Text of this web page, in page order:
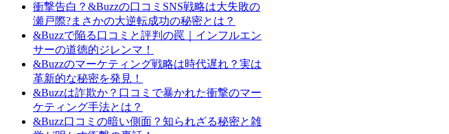
衝撃告白？&Buzzの口コミSNS戦略は大失敗の
瀬戸際?まさかの大逆転成功の秘密とは？
&Buzzで陥る口コミと評判の罠｜インフルエン
サーの道徳的ジレンマ！
&Buzzのマーケティング戦略は時代遅れ？実は
革新的な秘密を発見！
&Buzzは詐欺か？口コミで暴かれた衝撃のマー
ケティング手法とは？
&Buzz口コミの暗い側面？知られざる秘密と雑